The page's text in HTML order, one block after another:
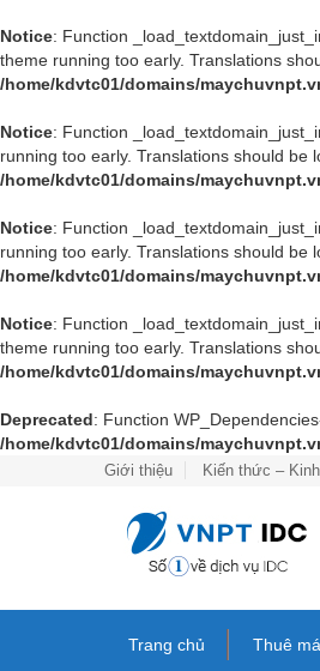
Notice: Function
theme running too early. Translations
/home/kdvtc01/domains/
Notice: Function
running too early. Translations should be
/home/kdvtc01/domains/
Notice: Function
running too early. Translations should be
/home/kdvtc01/domains/
Notice: Function
theme running too early. Translations
/home/kdvtc01/domains/
Deprecated: Function
/home/kdvtc01/domains/
Giới thiệu Kiến thức –
Trang chủ Thuê